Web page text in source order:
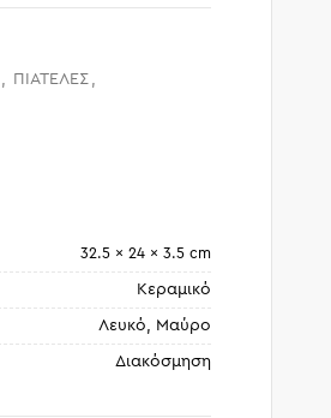
, ΠΙΑΤΕΛΕΣ ,
32.5 × 24 × 3.5 cm
Κεραμικό
Λευκό, Μαύρο
Διακόσμηση